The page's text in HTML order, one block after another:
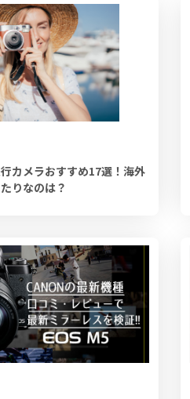
行カメラおすすめ17選！海外
りなのは？